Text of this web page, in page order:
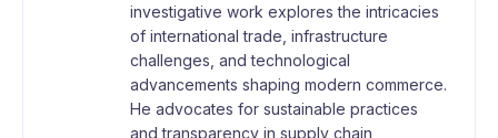
investigative work explores the intricacies
of international trade, infrastructure
challenges, and technological
advancements shaping modern commerce.
He advocates for sustainable practices
and transparency in supply chain